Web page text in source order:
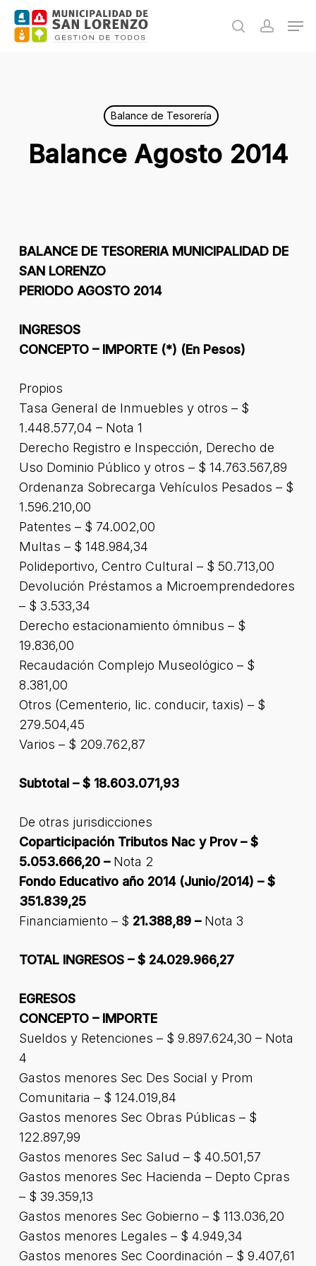
Skip
search
Balance de Tesorería
Balance Agosto 2014
BALANCE DE TESORERIA MUNICIPALIDAD DE
SAN LORENZO
PERIODO AGOSTO 2014
INGRESOS
CONCEPTO – IMPORTE (*) (En Pesos)
Propios
Tasa General de Inmuebles y otros – $
1.448.577,04 – Nota 1
Derecho Registro e Inspección, Derecho de
Uso Dominio Público y otros – $ 14.763.567,89
Ordenanza Sobrecarga Vehículos Pesados – $
1.596.210,00
Patentes – $ 74.002,00
Multas – $ 148.984,34
Polideportivo, Centro Cultural – $ 50.713,00
Devolución Préstamos a Microemprendedores
– $ 3.533,34
Derecho estacionamiento ómnibus – $
19.836,00
Recaudación Complejo Museológico – $
8.381,00
Otros (Cementerio, lic. conducir, taxis) – $
279.504,45
Varios – $ 209.762,87
Subtotal – $ 18.603.071,93
De otras jurisdicciones
Coparticipación Tributos Nac y Prov – $
5.053.666,20 – Nota 2
Fondo Educativo año 2014 (Junio/2014) – $
351.839,25
Financiamiento – $ 21.388,89 – Nota 3
TOTAL INGRESOS – $ 24.029.966,27
EGRESOS
CONCEPTO – IMPORTE
Sueldos y Retenciones – $ 9.897.624,30 – Nota
4
Gastos menores Sec Des Social y Prom
Comunitaria – $ 124.019,84
Gastos menores Sec Obras Públicas – $
122.897,99
Gastos menores Sec Salud – $ 40.501,57
Gastos menores Sec Hacienda – Depto Cpras
– $ 39.359,13
Gastos menores Sec Gobierno – $ 113.036,20
Gastos menores Legales – $ 4.949,34
Gastos menores Sec Coordinación – $ 9.407,61